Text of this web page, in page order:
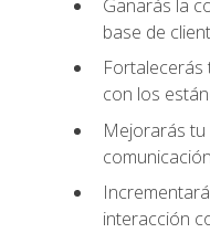
Ganarás la
base de
Fortalecerás
con los
Mejorarás tu
interacción